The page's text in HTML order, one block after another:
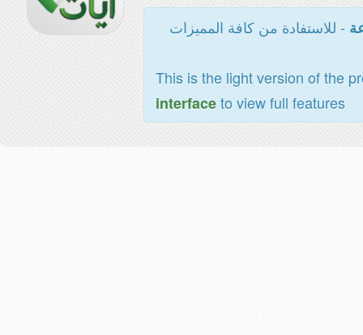
- للاستفادة من كافة المميزات
This is the light version of the
interfaceto view full features